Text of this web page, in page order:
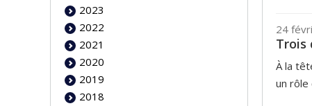
24
Trois
À la
un rôle
2023
2022
2021
2020
2019
2018